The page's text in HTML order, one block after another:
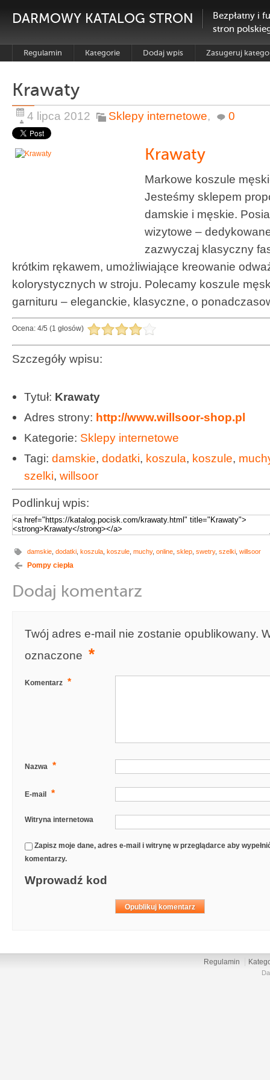
DARMOWY KATALOG STRON
Bezpłatny i
stron
Regulamin Kategorie Dodaj wpis Zasugeruj
Krawaty
4 lipca 2012 Sklepy internetowe, 0
Krawaty
Markowe koszule
Jesteśmy sklepem
damskie i męskie.
wizytowe –
zazwyczaj klasyczny
krótkim rękawem, umożliwiające kreowanie
kolorystycznych w stroju. Polecamy koszule
garnituru – eleganckie, klasyczne, o
Ocena: 4/5 (1 głosów)
Szczegóły wpisu:
Tytuł: Krawaty
Adres strony: http://www.willsoor-shop.pl
Kategorie: Sklepy internetowe
Tagi: damskie, dodatki, koszula, koszule,
szelki, willsoor
Podlinkuj wpis:
damskie dodatki koszula koszule muchy, online sklep swetry, szelki willsoor
Pompy ciepła
Dodaj komentarz
Twój adres e-mail nie zostanie opublikowany.
oznaczone *
Komentarz *
Nazwa *
E-mail *
Witryna internetowa
Zapisz moje dane, adres e-mail i witrynę w przeglądarce aby
komentarzy.
Wprowadź kod
Regulamin